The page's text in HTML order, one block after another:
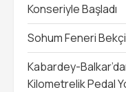
Konseriyle Başladı
Sohum Feneri Bekçi
Kabardey-
Kilometrelik Pedal